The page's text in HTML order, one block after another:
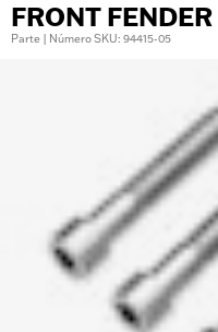
FRONT
Parte | Número SKU: 94415-05